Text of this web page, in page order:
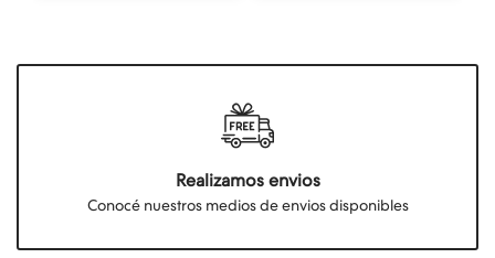
Realizamos envios
Conocé nuestros medios de envios disponibles